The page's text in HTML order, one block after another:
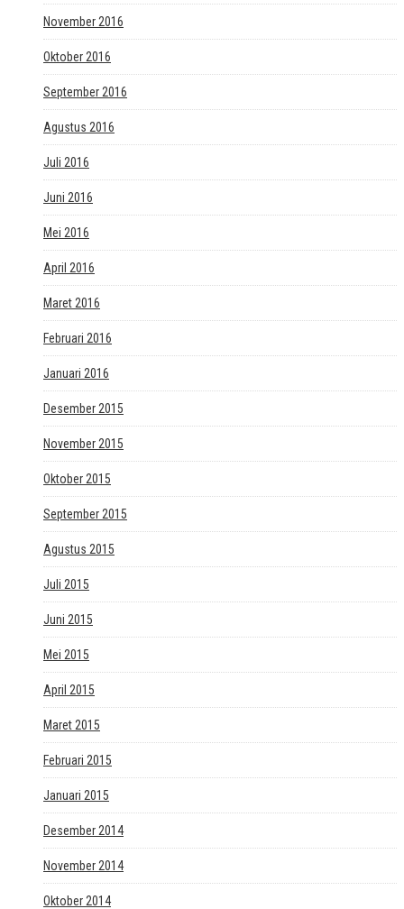
November 2016
Oktober 2016
September 2016
Agustus 2016
Juli 2016
Juni 2016
Mei 2016
April 2016
Maret 2016
Februari 2016
Januari 2016
Desember 2015
November 2015
Oktober 2015
September 2015
Agustus 2015
Juli 2015
Juni 2015
Mei 2015
April 2015
Maret 2015
Februari 2015
Januari 2015
Desember 2014
November 2014
Oktober 2014